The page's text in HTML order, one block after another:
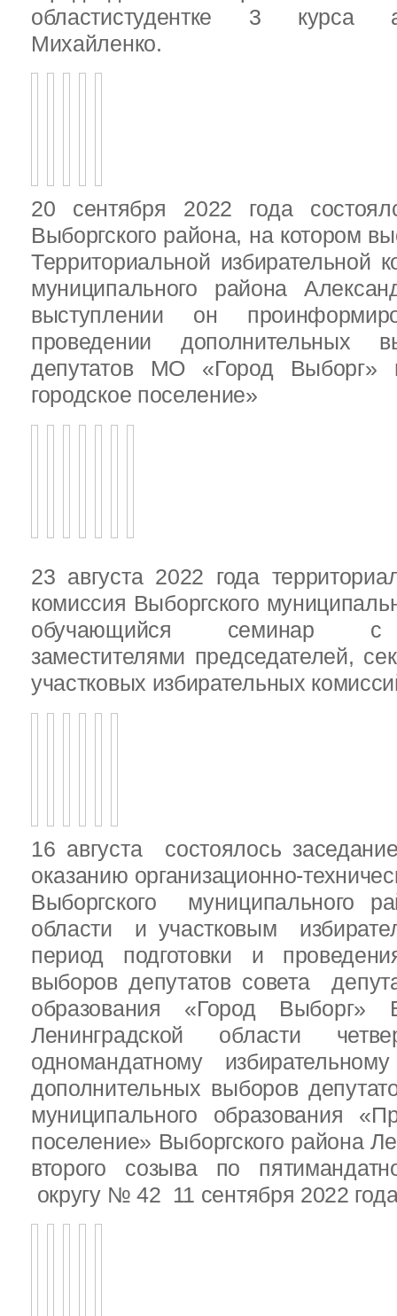
областистудентке 3 курса
Михайленко.
20 сентября 2022 года
Выборгского района, на котором
Территориальной избирательной
муниципального района
выступлении он
проведении дополнительных
депутатов МО «Город
городское поселение»
23 августа 2022 года
комиссия Выборгского
обучающийся семинар с
заместителями председателей,
участковых избирательных
16 августа состоялось
оказанию организационно-
Выборгского муниципального
области и участковым
период подготовки и
выборов депутатов совета
образования «Город Выборг»
Ленинградской области
одномандатному
дополнительных выборов
муниципального образования
поселение» Выборгского района
второго созыва по
округу № 42 11 сентября 2022